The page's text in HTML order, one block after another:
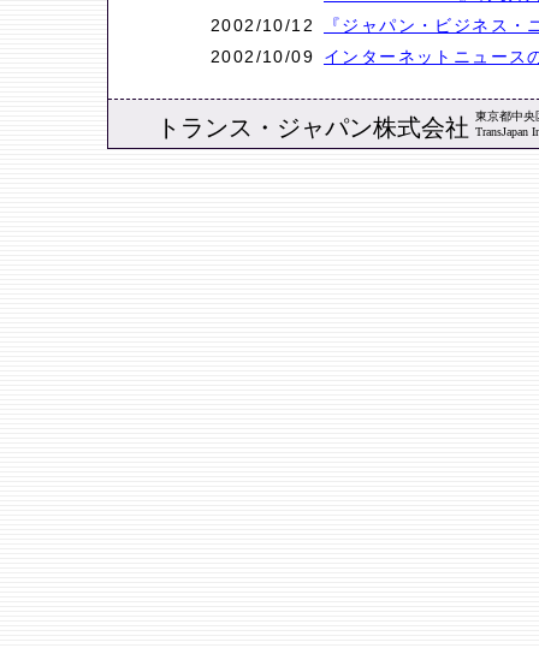
2002/10/12
『ジャパン・ビジネス
2002/10/09
インターネットニュー
トランス・ジャパン株式会社 東京都中央
TransJapan